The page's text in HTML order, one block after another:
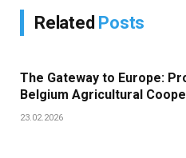
Related Posts
The Gateway to Europe:
Belgium Agricultural
23.02.2026